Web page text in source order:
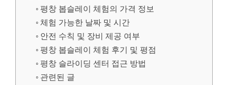
평창 봅슬레이 체험의 가격 정보
체험 가능한 날짜 및 시간
안전 수칙 및 장비 제공 여부
평창 봅슬레이 체험 후기 및 평점
평창 슬라이딩 센터 접근 방법
관련된 글